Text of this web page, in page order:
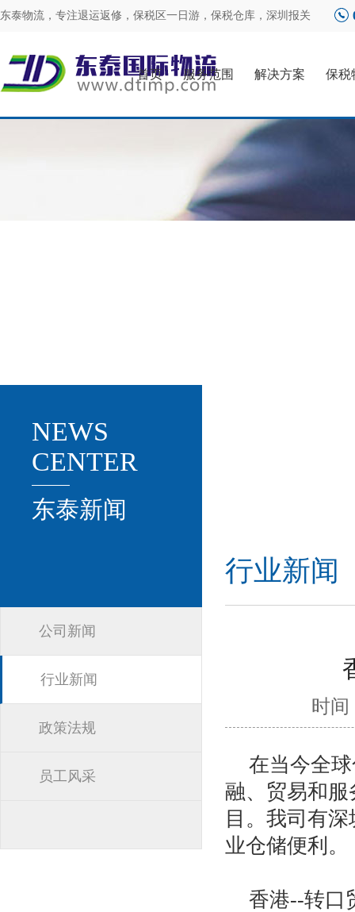
东泰物流，专注退运返修 ， 保税区一日游 ， 保税仓库 ， 深圳报关
首页 服务范围 解决方案 保税
NEWS
CENTER
东泰新闻
公司新闻
行业新闻
政策法规
员工风采
行业新闻
时间
在当今全
融、贸易和
目。我司有
业仓储便利。
香港--转口